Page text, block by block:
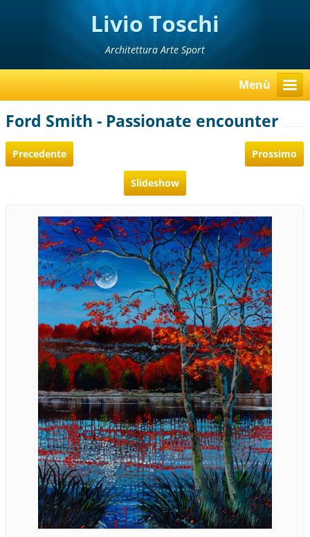
Livio Toschi
Architettura Arte Sport
Menù
Ford Smith - Passionate encounter
Precedente Prossimo
Slideshow